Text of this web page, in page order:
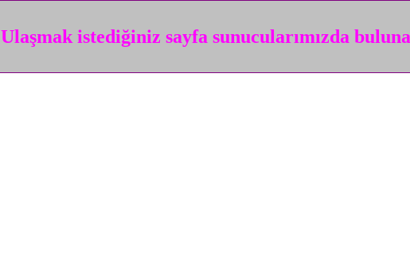
Ulaşmak istediğiniz sayfa sunucularımızda